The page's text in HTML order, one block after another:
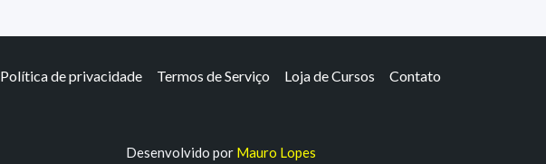
Política de privacidade Termos de Serviço Loja de Cursos Contato
Desenvolvido por Mauro Lopes